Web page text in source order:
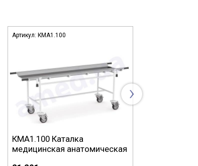
Артикул:КМА1.100
КМА1.100 Каталка
медицинская анатомическая
›